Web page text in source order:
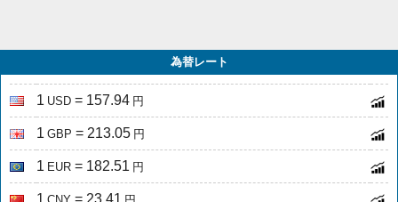
為替レート
1 USD = 157.94 円
1 GBP = 213.05 円
1 EUR = 182.51 円
1 = 23.41